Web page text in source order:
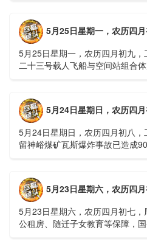
5月25日星期一，农历四
5月25日星期一，农历四月初九
二十三号载人飞船与空间站组合
5月24日星期日，农历四
5月24日星期日，农历四月初八
留神峪煤矿瓦斯爆炸事故已造成
5月23日星期六，农历四
5月23日星期六，农历四月初七
公租房、随迁子女教育等保障，